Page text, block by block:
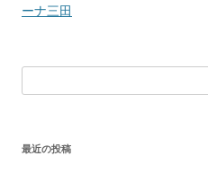
ナ
ーナ三田
索:
最近の投稿